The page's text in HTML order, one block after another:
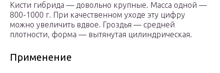
Кисти гибрида — довольно крупные. Масса одной —
800-1000 г. При качественном уходе эту цифру
можно увеличить вдвое. Гроздья — средней
плотности, форма — вытянутая цилиндрическая.
Применение